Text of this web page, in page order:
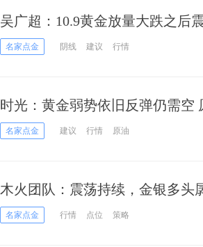
吴广超：10.9黄金放量大跌之后
名家点金 阴线 建议 行情
时光：黄金弱势依旧反弹仍需空
名家点金 建议 行情 原油
木火团队：震荡持续，金银多头
名家点金 行情 点位 策略